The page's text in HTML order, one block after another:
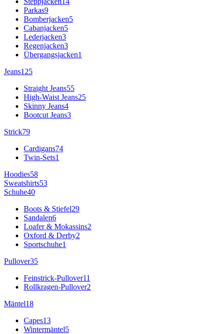
Parkas9
Bomberjacken5
Cabanjacken5
Lederjacken3
Regenjacken3
Übergangsjacken1
Jeans125
Straight Jeans55
High-Waist Jeans25
Skinny Jeans4
Bootcut Jeans3
Strick79
Cardigans74
Twin-Sets1
Hoodies58
Sweatshirts53
Schuhe40
Boots & Stiefel29
Sandalen6
Loafer & Mokassins2
Oxford & Derby2
Sportschuhe1
Pullover35
Feinstrick-Pullover11
Rollkragen-Pullover2
Mäntel18
Capes13
Wintermäntel5